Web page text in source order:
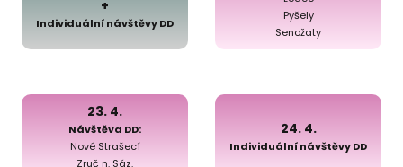
+
Individuální návštěvy DD
Pyšely
Senožaty
23. 4.
Návštěva DD:
Nové Strašecí
Zruč n. Sáz.
24. 4.
Individuální návštěvy DD